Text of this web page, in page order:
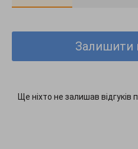
Залишити
Ще ніхто не залишав відгуків